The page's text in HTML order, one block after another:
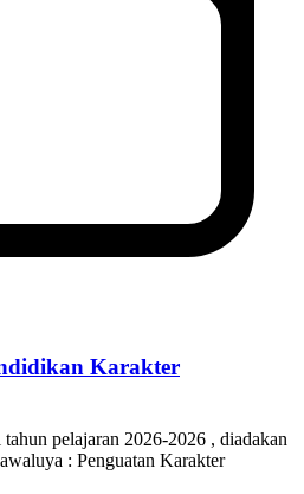
Karakter
pelajaran 2026-2026 , diadakan
: Penguatan Karakter